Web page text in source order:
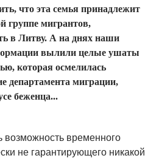
что эта семья принадлежит
группе мигрантов,
в Литву. А на днях наши
вылили целые ушаты
которая осмелилась
департамента миграции,
беженца...
возможность временного
не гарантирующего никакой